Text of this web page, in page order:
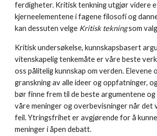
ferdigheter. Kritisk tenkning utgjør videre
kjerneelementene i fagene filosofi og
kan dessuten velge Kritisk tekningsom
Kritisk undersøkelse, kunnskapsbasert
vitenskapelig tenkemåte er våre beste
oss pålitelig kunnskap om verden. Elevene
granskning av alle ideer og oppfatninger,
bør finne frem til de beste argumentene
våre meninger og overbevisninger når det
feil. Ytringsfrihet er avgjørende for å
meninger i åpen debatt.